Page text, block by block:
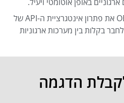
באופן אוטומטי ויעיל.
PB Digital משלבת כ-OEM את פתרון אינטגרציית ה-API של
הדגמה